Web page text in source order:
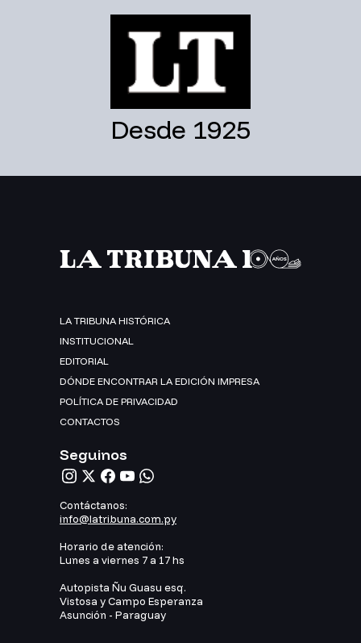
Desde 1925
LA TRIBUNA HISTÓRICA
INSTITUCIONAL
EDITORIAL
DÓNDE ENCONTRAR LA EDICIÓN IMPRESA
POLÍTICA DE PRIVACIDAD
CONTACTOS
Seguinos
Contáctanos:
info@latribuna.com.py
Horario de atención:
Lunes a viernes 7 a 17 hs
Autopista Ñu Guasu esq.
Vistosa y Campo Esperanza
Asunción - Paraguay